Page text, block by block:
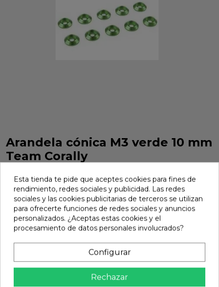
Arandela cónica M3 verde 10 mm
Team Corally
Marca: Team Corally Ref:
5,95 €
Esta tienda te pide que aceptes cookies para fines de
rendimiento, redes sociales y publicidad. Las redes
sociales y las cookies publicitarias de terceros se utilizan
para ofrecerte funciones de redes sociales y anuncios
personalizados. ¿Aceptas estas cookies y el
procesamiento de datos personales involucrados?
Configurar
Rechazar